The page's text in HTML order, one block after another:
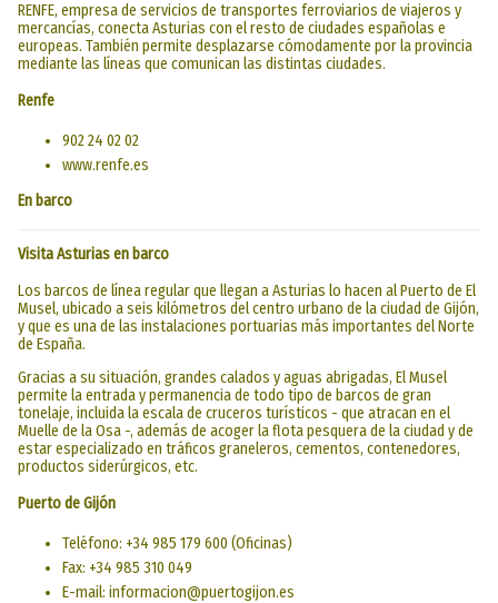
RENFE, empresa de servicios de transportes ferroviarios de viajeros y
mercancías, conecta Asturias con el resto de ciudades españolas e
europeas. También permite desplazarse cómodamente por la provincia
mediante las líneas que comunican las distintas ciudades.
Renfe
902 24 02 02
www.renfe.es
En barco
Visita Asturias en barco
Los barcos de línea regular que llegan a Asturias lo hacen al Puerto de El
Musel, ubicado a seis kilómetros del centro urbano de la ciudad de Gijón,
y que es una de las instalaciones portuarias más importantes del Norte
de España.
Gracias a su situación, grandes calados y aguas abrigadas, El Musel
permite la entrada y permanencia de todo tipo de barcos de gran
tonelaje, incluida la escala de cruceros turísticos - que atracan en el
Muelle de la Osa -, además de acoger la flota pesquera de la ciudad y de
estar especializado en tráficos graneleros, cementos, contenedores,
productos siderúrgicos, etc.
Puerto de Gijón
Teléfono: +34 985 179 600 (Oficinas)
Fax: +34 985 310 049
E-mail: informacion@puertogijon.es